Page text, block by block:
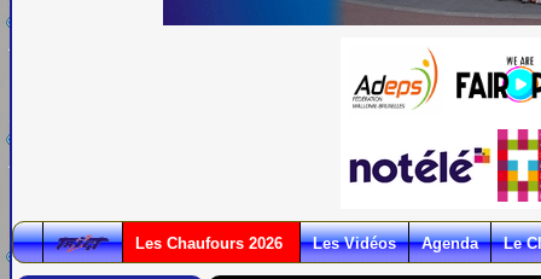
Les Chaufours 2026 Les Vidéos Agenda Le